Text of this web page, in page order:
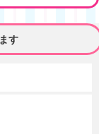
す